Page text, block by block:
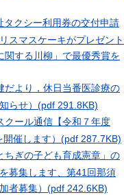
タクシー利用券の交付申請
スマスケーキがプレゼント
関する川柳」で最優秀賞を
だより，休日当番医診療の
らせ） (pdf 291.8KB)
クール通信【令和７年度
催します） (pdf 287.7KB)
ちぎの子ども育成憲章」の
募集します、第41回那須
者募集） (pdf 242.6KB)